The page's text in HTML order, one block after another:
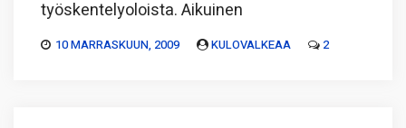
työskentelyoloista. Aikuinen
10 MARRASKUUN, 2009 KULOVALKEAA 2